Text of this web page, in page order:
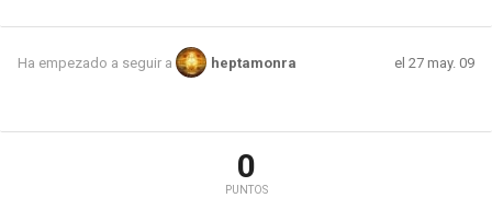
Ha empezado a seguir a heptamonra el 27 may. 09
0
PUNTOS